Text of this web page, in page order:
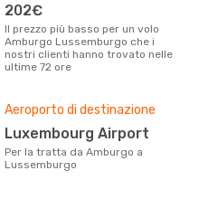
202€
Il prezzo più basso per un volo
Amburgo Lussemburgo che i
nostri clienti hanno trovato nelle
ultime 72 ore
Aeroporto di destinazione
Luxembourg Airport
Per la tratta da Amburgo a
Lussemburgo